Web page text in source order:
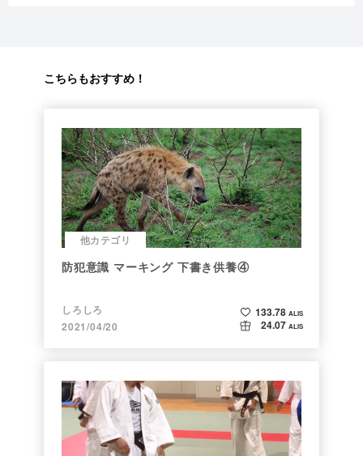
こちらもおすすめ！
他カテゴリ
防犯意識 マーキング 下書き供養④
しろしろ
2021/04/20
133.78 ALIS
24.07 ALIS